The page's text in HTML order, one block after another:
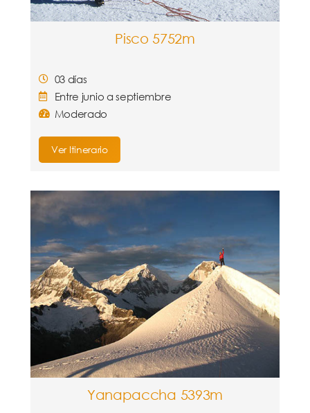
Pisco 5752m
03 días
Entre junio a septiembre
Moderado
Ver Itinerario
Yanapaccha 5393m